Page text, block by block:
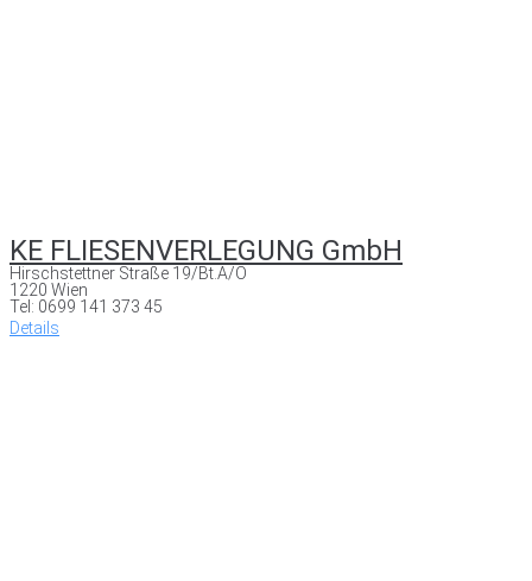
KE FLIESENVERLEGUNG GmbH
Hirschstettner Straße 19/Bt.A/O
1220 Wien
Tel: 0699 141 373 45
Details